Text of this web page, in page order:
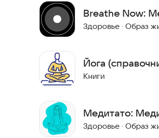
Breathe Now:
Осознанности
Здоровье · Образ
Йога
Книги
Медитато:
нами
Здоровье · Образ